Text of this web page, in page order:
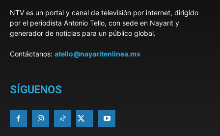
NTV es un portal y canal de televisión por internet, dirigido
por el periodista Antonio Tello, con sede en Nayarit y
generador de noticias para un público global.
Contáctanos: atello@nayaritenlinea.mx
SÍGUENOS